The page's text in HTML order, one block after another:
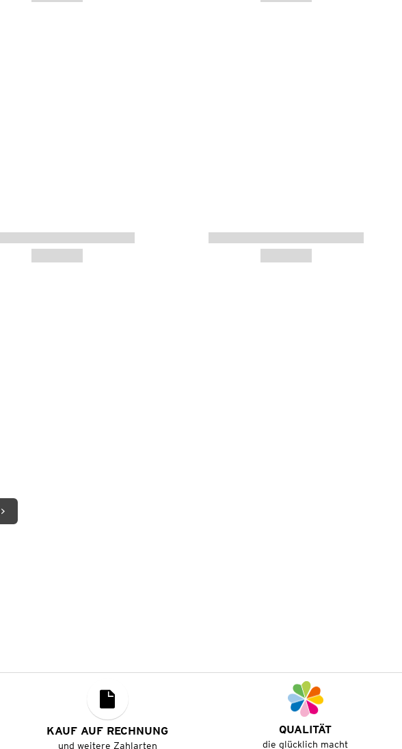
KAUF AUF RECHNUNG
und weitere Zahlarten
QUALITÄT
die glücklich macht